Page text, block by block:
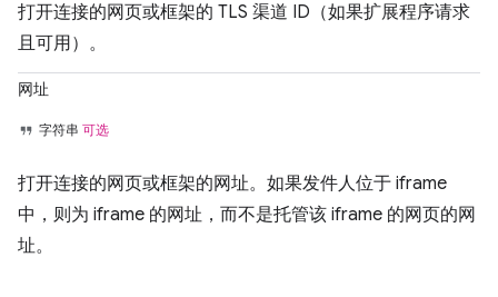
打开连接的网页或框架的 TLS 渠道 ID（如果扩展程序请求
且可用）。
网址
字符串 可选
打开连接的网页或框架的网址。如果发件人位于 iframe
中，则为 iframe 的网址，而不是托管该 iframe 的网页的网
址。